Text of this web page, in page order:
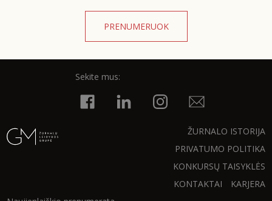
PRENUMERUOK
Sekite mus:
ŽURNALO ISTORIJA
PRIVATUMO POLITIKA
KONKURSŲ TAISYKLĖS
KARJERA
KONTAKTAI